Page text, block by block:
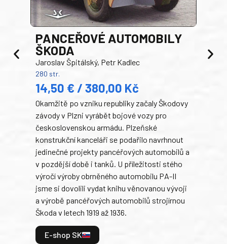
PANCEŘOVÉ AUTOMOBILY
ŠKODA
Jaroslav Špitálský, Petr Kadlec
280 str.
14,50 € / 380,00 Kč
Okamžitě po vzniku republiky začaly Škodovy
závody v Plzni vyrábět bojové vozy pro
československou armádu. Plzeňské
konstrukční kanceláři se podařilo navrhnout
jedinečné projekty pancéřových automobilů a
v pozdější době i tanků. U příležitosti stého
výročí výroby obrněného automobilu PA-II
jsme si dovolili vydat knihu věnovanou vývoji
a výrobě pancéřových automobilů strojírnou
Škoda v letech 1919 až 1936.
E-shop SK